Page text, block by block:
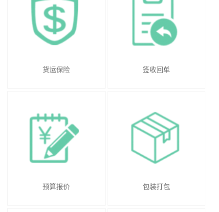
货运保险 签收回单
预算报价 包装打包